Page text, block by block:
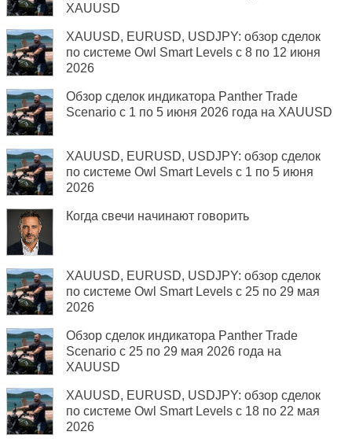
XAUUSD
XAUUSD, EURUSD, USDJPY: обзор сделок
по системе Owl Smart Levels с 8 по 12 июня
2026
Обзор сделок индикатора Panther Trade
Scenario с 1 по 5 июня 2026 года на XAUUSD
XAUUSD, EURUSD, USDJPY: обзор сделок
по системе Owl Smart Levels с 1 по 5 июня
2026
Когда свечи начинают говорить
XAUUSD, EURUSD, USDJPY: обзор сделок
по системе Owl Smart Levels с 25 по 29 мая
2026
Обзор сделок индикатора Panther Trade
Scenario с 25 по 29 мая 2026 года на
XAUUSD
XAUUSD, EURUSD, USDJPY: обзор сделок
по системе Owl Smart Levels с 18 по 22 мая
2026